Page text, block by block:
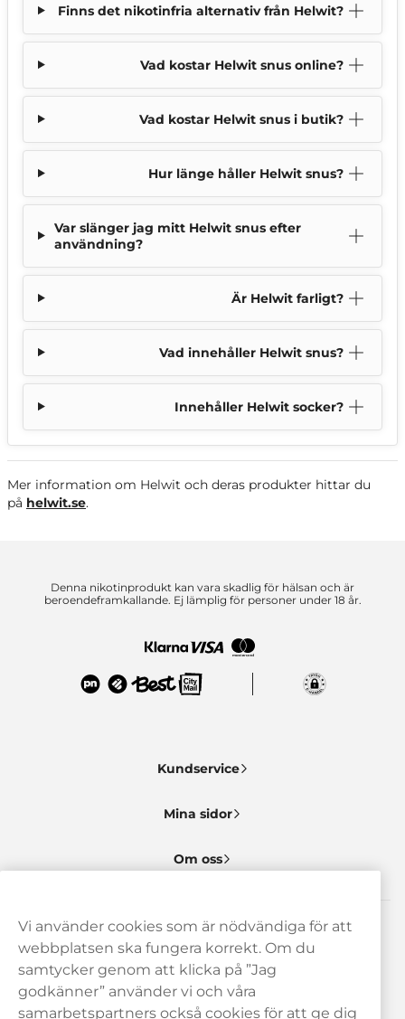
Finns det nikotinfria alternativ från Helwit?
Vad kostar Helwit snus online?
Vad kostar Helwit snus i butik?
Hur länge håller Helwit snus?
Var slänger jag mitt Helwit snus efter
användning?
Är Helwit farligt?
Vad innehåller Helwit snus?
Innehåller Helwit socker?
Mer information om Helwit och deras produkter hittar du
på helwit.se.
Denna nikotinprodukt kan vara skadlig för hälsan och är
beroendeframkallande. Ej lämplig för personer under 18 år.
Behöver du hjälp? Kontakta oss gärna!
hej@haypp.com
08 517 910 97
Kundservice
Mina sidor
Om oss
Vi använder cookies som är nödvändiga för att
webbplatsen ska fungera korrekt. Om du
samtycker genom att klicka på ”Jag
godkänner” använder vi och våra
samarbetspartners också cookies för att ge dig